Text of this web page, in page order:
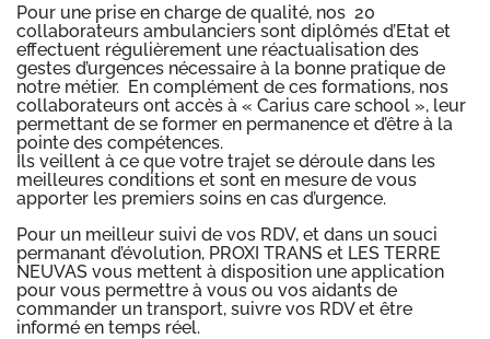
Pour une prise en charge de qualité, nos 20
collaborateurs ambulanciers sont diplômés d’Etat et
effectuent régulièrement une réactualisation des
gestes d’urgences nécessaire à la bonne pratique de
notre métier. En complément de ces formations, nos
collaborateurs ont accès à « Carius care school », leur
permettant de se former en permanence et d’être à la
pointe des compétences.
Ils veillent à ce que votre trajet se déroule dans les
meilleures conditions et sont en mesure de vous
apporter les premiers soins en cas d’urgence.
Pour un meilleur suivi de vos RDV, et dans un souci
permanant d’évolution, PROXI TRANS et LES TERRE
NEUVAS vous mettent à disposition une application
pour vous permettre à vous ou vos aidants de
commander un transport, suivre vos RDV et être
informé en temps réel.